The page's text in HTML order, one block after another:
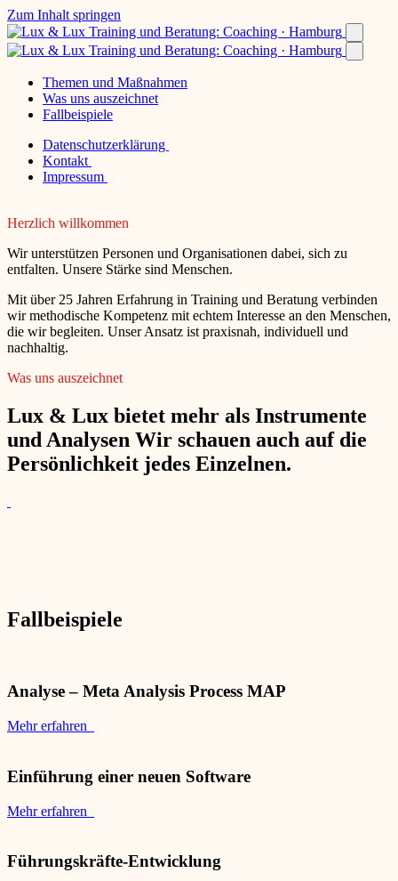
Zum Inhalt springen
Themen und Maßnahmen
Was uns auszeichnet
Fallbeispiele
Datenschutzerklärung
Kontakt
Impressum
Herzlich willkommen
Wir unterstützen Personen und Organisationen dabei, sich zu
entfalten. Unsere Stärke sind Menschen.
Mit über 25 Jahren Erfahrung in Training und Beratung verbinden
wir methodische Kompetenz mit echtem Interesse an den Menschen,
die wir begleiten. Unser Ansatz ist praxisnah, individuell und
nachhaltig.
Was uns auszeichnet
Lux & Lux bietet mehr als Instrumente
und Analysen Wir schauen auch auf die
Persönlichkeit jedes Einzelnen.
Fallbeispiele
Analyse – Meta Analysis Process MAP
Mehr erfahren
Einführung einer neuen Software
Mehr erfahren
Führungskräfte-Entwicklung